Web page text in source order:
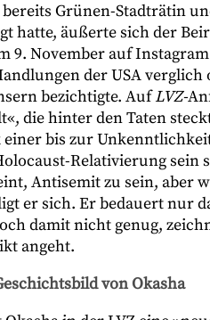
Grünen-Stadträtin
hatte, äußerte sich der
9. November auf
der USA verglich
bezichtigte. AufLVZ-
die hinter den Taten
bis zur
Relativierung sein
Antisemit zu sein, aber
er sich. Er bedauert nur
damit nicht genug,
angeht.
von Okasha